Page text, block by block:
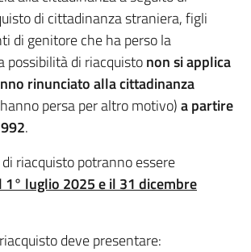
di cittadinanza straniera, figli
di genitore che ha perso la
possibilità di riacquistonon si applica
rinunciato alla cittadinanza
persa per altro motivo)a partire
.
riacquisto potranno essere
1° luglio 2025 e il 31 dicembre
deve presentare: